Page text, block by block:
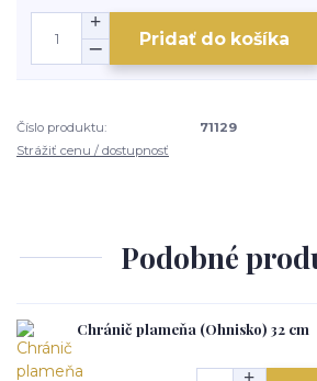
Pridať do košíka
Číslo produktu:
71129
Strážiť cenu / dostupnosť
Podobné
Chránič plameňa (Ohnisko) 32 cm